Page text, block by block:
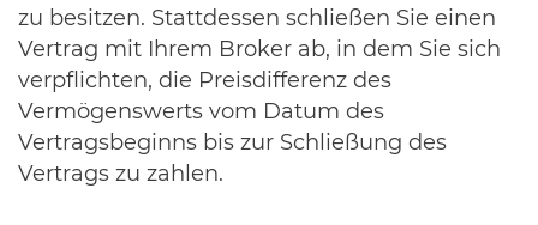
zu besitzen. Stattdessen schließen Sie einen
Vertrag mit Ihrem Broker ab, in dem Sie sich
verpflichten, die Preisdifferenz des
Vermögenswerts vom Datum des
Vertragsbeginns bis zur Schließung des
Vertrags zu zahlen.